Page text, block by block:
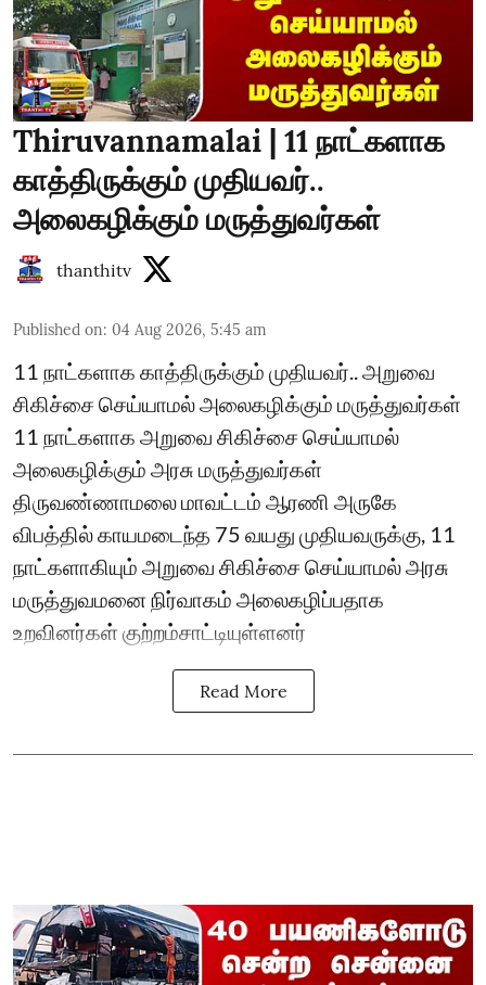
Thiruvannamalai | 11 நாட்களாக
காத்திருக்கும் முதியவர்..
அலைகழிக்கும் மருத்துவர்கள்
thanthitv
Published on: 04 Aug 2026, 5:45 am
11 நாட்களாக காத்திருக்கும் முதியவர்.. அறுவை
சிகிச்சை செய்யாமல் அலைகழிக்கும் மருத்துவர்கள்
11 நாட்களாக அறுவை சிகிச்சை செய்யாமல்
அலைகழிக்கும் அரசு மருத்துவர்கள்
திருவண்ணாமலை மாவட்டம் ஆரணி அருகே
விபத்தில் காயமடைந்த 75 வயது முதியவருக்கு, 11
நாட்களாகியும் அறுவை சிகிச்சை செய்யாமல் அரசு
மருத்துவமனை நிர்வாகம் அலைகழிப்பதாக
உறவினர்கள் குற்றம்சாட்டியுள்ளனர்
Read More